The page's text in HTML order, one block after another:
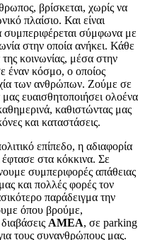
βρίσκεται, χωρίς να
πλαίσιο. Και είναι
συμπεριφέρεται σύμφωνα με
στην οποία ανήκει. Κάθε
κοινωνίας, μέσα στην
έναν κόσμο, ο οποίος
των ανθρώπων. Ζούμε σε
μας ευαισθητοποιήσει ολοένα
καθιστώντας μας
και καταστάσεις.
επίπεδο, η αδιαφορία
έφτασε στα κόκκινα. Σε
συμπεριφορές απάθειας
και πολλές φορές τον
παράδειγμα την
όπου βρούμε,
ΑΜΕΑ, σε parking
τους συνανθρώπους μας.